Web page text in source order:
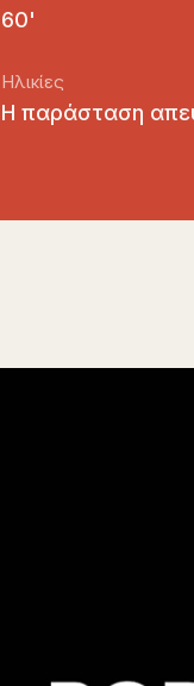
60'
Ηλικίες
Η παράσταση